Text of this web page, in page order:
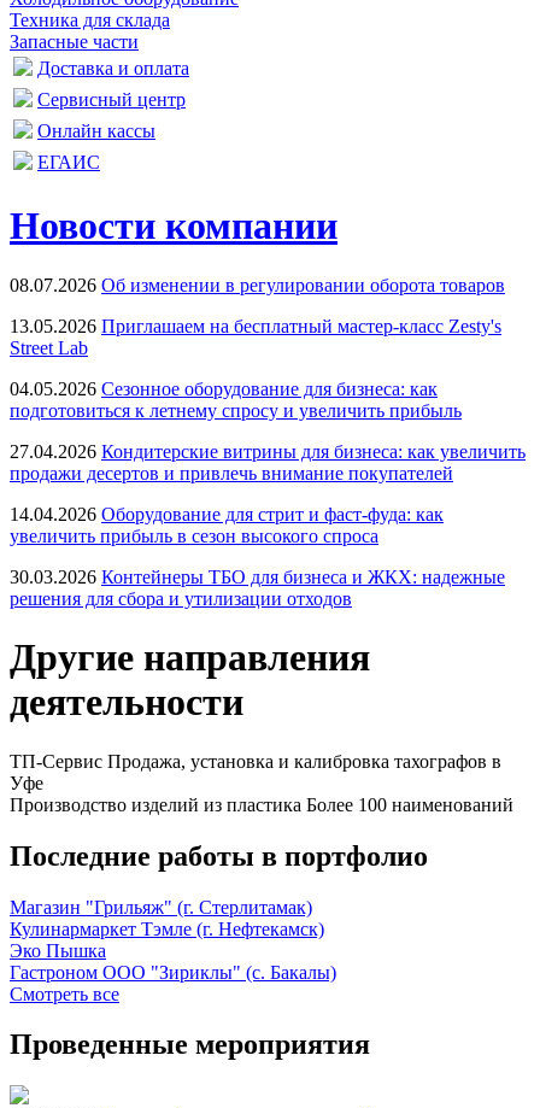
Техника для склада
Запасные части
Доставка и оплата
Сервисный центр
Онлайн кассы
ЕГАИС
Новости компании
08.07.2026 Об изменении в регулировании оборота товаров
13.05.2026 Приглашаем на бесплатный мастер-класс Zesty's
Street Lab
04.05.2026 Сезонное оборудование для бизнеса: как
подготовиться к летнему спросу и увеличить прибыль
27.04.2026 Кондитерские витрины для бизнеса: как увеличить
продажи десертов и привлечь внимание покупателей
14.04.2026 Оборудование для стрит и фаст-фуда: как
увеличить прибыль в сезон высокого спроса
30.03.2026 Контейнеры ТБО для бизнеса и ЖКХ: надежные
решения для сбора и утилизации отходов
Другие направления
деятельности
ТП-Сервис Продажа, установка и калибровка тахографов в
Уфе
Производство изделий из пластика Более 100 наименований
Последние работы в портфолио
Магазин "Грильяж" (г. Стерлитамак)
Кулинармаркет Тэмле (г. Нефтекамск)
Эко Пышка
Гастроном ООО "Зириклы" (с. Бакалы)
Смотреть все
Проведенные мероприятия